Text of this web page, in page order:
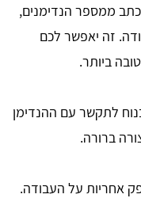
ממספר הנדימנים,
זה יאפשר לכם
ביותר.
לתקשר עם ההנדימן
ברורה.
אחריות על העבודה.